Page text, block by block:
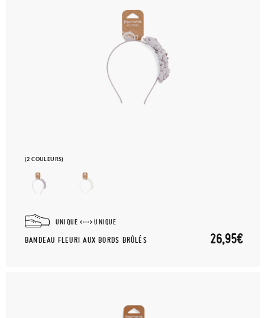
(2 COULEURS)
UNIQUE UNIQUE
BANDEAU FLEURI AUX BORDS BRÛLÉS 26,95€